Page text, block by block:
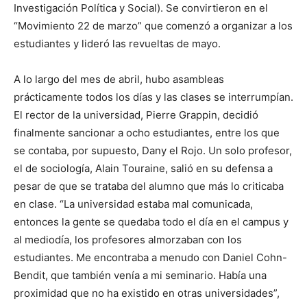
Investigación Política y Social). Se convirtieron en el
“Movimiento 22 de marzo” que comenzó a organizar a los
estudiantes y lideró las revueltas de mayo.
A lo largo del mes de abril, hubo asambleas
prácticamente todos los días y las clases se interrumpían.
El rector de la universidad, Pierre Grappin, decidió
finalmente sancionar a ocho estudiantes, entre los que
se contaba, por supuesto, Dany el Rojo. Un solo profesor,
el de sociología, Alain Touraine, salió en su defensa a
pesar de que se trataba del alumno que más lo criticaba
en clase. “La universidad estaba mal comunicada,
entonces la gente se quedaba todo el día en el campus y
al mediodía, los profesores almorzaban con los
estudiantes. Me encontraba a menudo con Daniel Cohn-
Bendit, que también venía a mi seminario. Había una
proximidad que no ha existido en otras universidades”,